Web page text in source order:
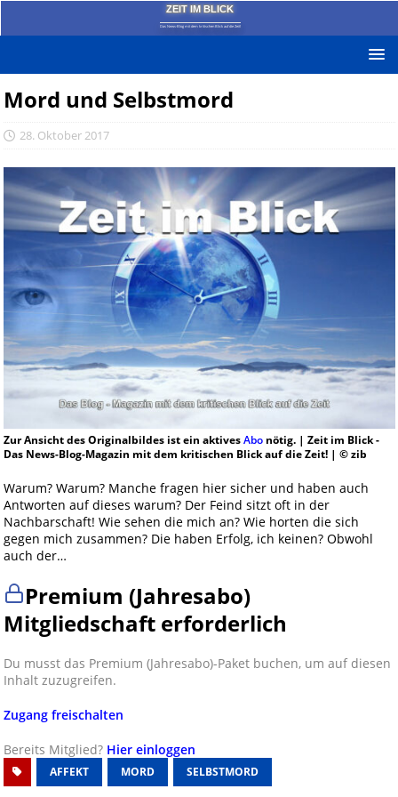
ZEIT IM BLICK
Das News-Blog mit dem kritischen Blick auf die Zeit!
Mord und Selbstmord
28. Oktober 2017
Zur Ansicht des Originalbildes ist ein aktivesAbonötig. | Zeit im Blick -
Das News-Blog-Magazin mit dem kritischen Blick auf die Zeit! | © zib
Warum? Warum? Manche fragen hier sicher und haben auch
Antworten auf dieses warum? Der Feind sitzt oft in der
Nachbarschaft! Wie sehen die mich an? Wie horten die sich
gegen mich zusammen? Die haben Erfolg, ich keinen? Obwohl
auch der…
Premium (Jahresabo)
Mitgliedschaft erforderlich
Du musst das Premium (Jahresabo)-Paket buchen, um auf diesen
Inhalt zuzugreifen.
Zugang freischalten
Bereits Mitglied? Hier einloggen
AFFEKT MORD SELBSTMORD